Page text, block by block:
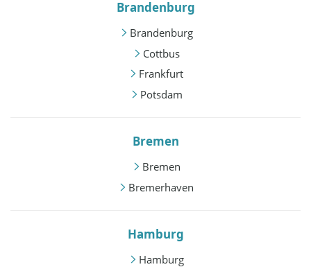
Brandenburg
Brandenburg
Cottbus
Frankfurt
Potsdam
Bremen
Bremen
Bremerhaven
Hamburg
Hamburg